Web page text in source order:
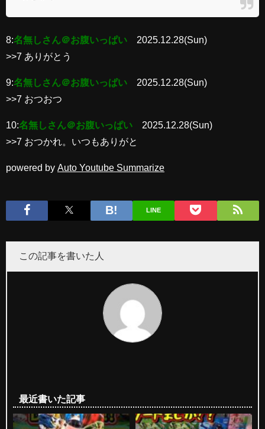
8:名無しさん＠お腹いっぱい
2025.12.28(Sun)
>>7 ありがとう
9:名無しさん＠お腹いっぱい
2025.12.28(Sun)
>>7 おつおつ
10:名無しさん＠お腹いっぱい
2025.12.28(Sun)
>>7 おつかれ。いつもありがと
powered by Auto Youtube Summarize
LINE
この記事を書いた人
最近書いた記事